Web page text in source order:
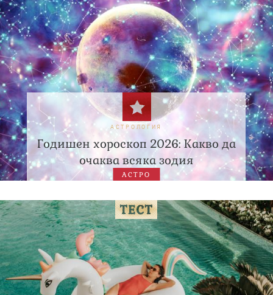
АСТРОЛОГИЯ
Годишен хороскоп 2026: Какво да
очаква всяка зодия
АСТРО